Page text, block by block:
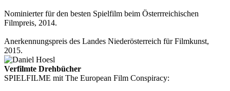
Nominierter für den besten Spielfilm beim Österrreichischen
Filmpreis, 2014.
Anerkennungspreis des Landes Niederösterreich für Filmkunst,
2015.
Verfilmte Drehbücher
SPIELFILME mit The European Film Conspiracy: